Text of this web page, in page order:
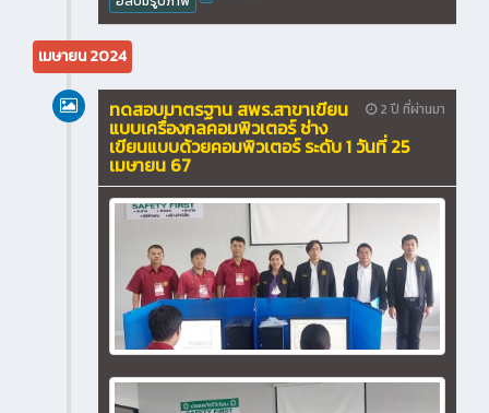
เมษายน 2024
2 ปี ที่ผ่านมา
ทดสอบมาตรฐาน สพร.สาขาเขียน
แบบเครื่องกลคอมพิวเตอร์ ช่าง
เขียนแบบด้วยคอมพิวเตอร์ ระดับ 1 วันที่ 25
เมษายน 67